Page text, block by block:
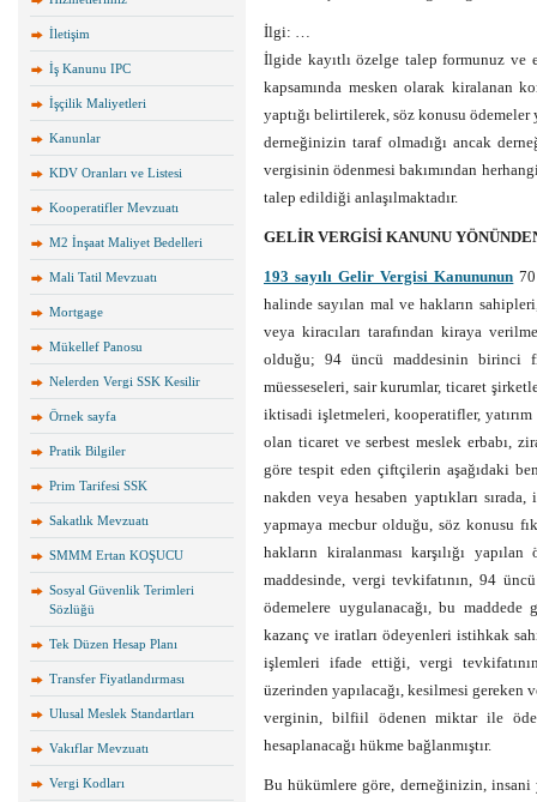
İletişim
İş Kanunu IPC
İşçilik Maliyetleri
Kanunlar
KDV Oranları ve Listesi
Kooperatifler Mevzuatı
M2 İnşaat Maliyet Bedelleri
Mali Tatil Mevzuatı
Mortgage
Mükellef Panosu
Nelerden Vergi SSK Kesilir
Örnek sayfa
Pratik Bilgiler
Prim Tarifesi SSK
Sakatlık Mevzuatı
SMMM Ertan KOŞUCU
Sosyal Güvenlik Terimleri
Sözlüğü
Tek Düzen Hesap Planı
Transfer Fiyatlandırması
Ulusal Meslek Standartları
Vakıflar Mevzuatı
Vergi Kodları
İlgi: …
İlgide kayıtlı özelge talep formunuz ve
kapsamında mesken olarak kiralanan
yaptığı belirtilerek, söz konusu ödemeler
derneğinizin taraf olmadığı ancak
vergisinin ödenmesi bakımından
talep edildiği anlaşılmaktadır.
GELİR VERGİSİ KANUNU
193 sayılı Gelir Vergisi Kanununun
halinde sayılan mal ve hakların
veya kiracıları tarafından kiraya
olduğu; 94 üncü maddesinin birinci
müesseseleri, sair kurumlar, ticaret
iktisadi işletmeleri, kooperatifler,
olan ticaret ve serbest meslek erbabı,
göre tespit eden çiftçilerin aşağıdaki
nakden veya hesaben yaptıkları
yapmaya mecbur olduğu, söz konusu
hakların kiralanması karşılığı
maddesinde, vergi tevkifatının, 94
ödemelere uygulanacağı, bu
kazanç ve iratları ödeyenleri istihkak
işlemleri ifade ettiği, vergi
üzerinden yapılacağı, kesilmesi
verginin, bilfiil ödenen miktar ile
hesaplanacağı hükme bağlanmıştır.
Bu hükümlere göre, derneğinizin, insani